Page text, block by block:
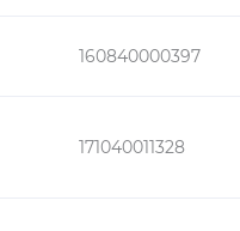
160840000397
171040011328